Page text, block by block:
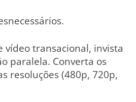
vídeo transacional, invista
paralela. Converta os
resoluções (480p, 720p,